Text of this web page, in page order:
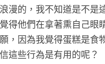
漫的，我不知道是不是
得他們在拿著熏自己眼
，因為我覺得蛋糕是食
這些行為是有用的呢？